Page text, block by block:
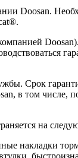
Doosan.
Срок
в том числе,
на
накладки